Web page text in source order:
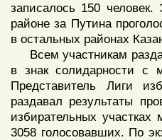
записалось 150
районе за Путина
в остальных районах
Всем участникам
в знак солидарности с
Представитель Лиги
раздавал результаты
избирательных
3058 голосовавших. По